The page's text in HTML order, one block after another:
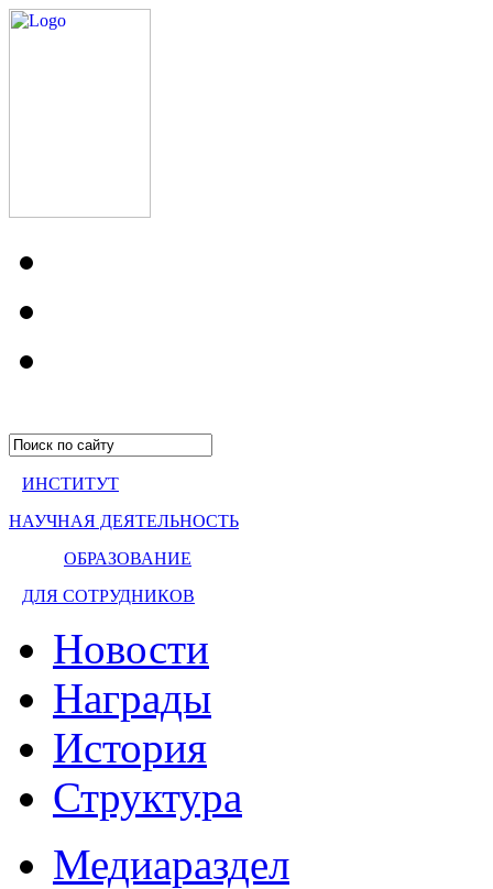
ИНСТИТУТ
НАУЧНАЯ ДЕЯТЕЛЬНОСТЬ
ОБРАЗОВАНИЕ
ДЛЯ СОТРУДНИКОВ
Новости
Награды
История
Структура
Медиараздел